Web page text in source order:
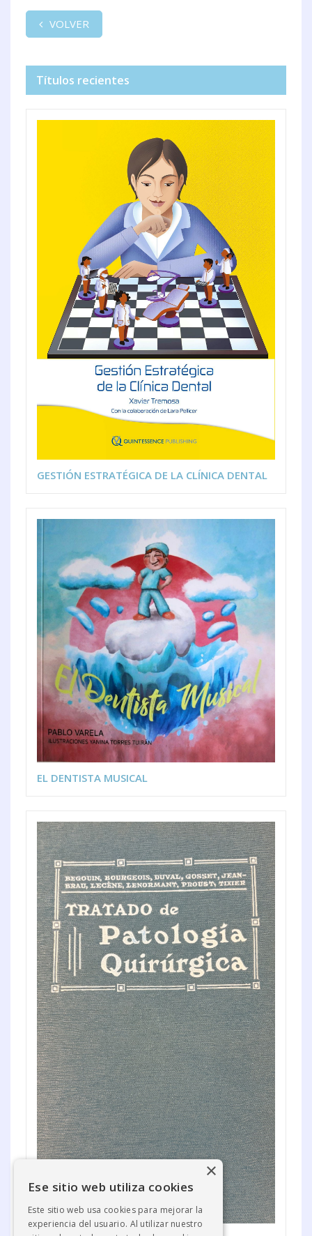
VOLVER
Títulos recientes
GESTIÓN ESTRATÉGICA DE LA CLÍNICA DENTAL
EL DENTISTA MUSICAL
×
Ese sitio web utiliza cookies
Este sitio web usa cookies para mejorar la
experiencia del usuario. Al utilizar nuestro